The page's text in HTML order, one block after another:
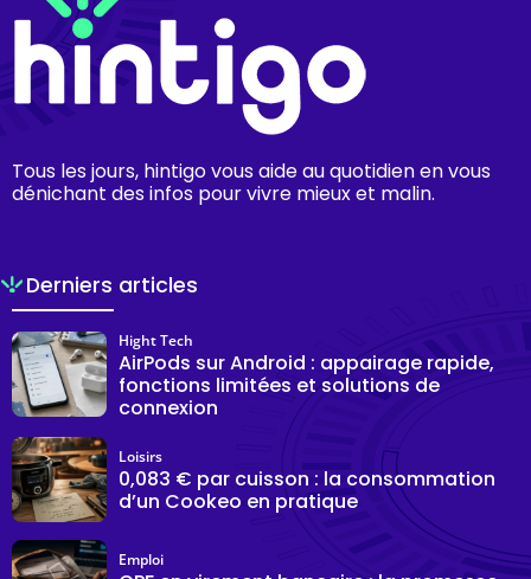
Tous les jours, hintigo vous aide au quotidien en vous
dénichant des infos pour vivre mieux et malin.
Derniers articles
AirPods sur Android : appairage rapide,
fonctions limitées et solutions de
connexion
Hight Tech
0,083 € par cuisson : la consommation
d’un Cookeo en pratique
Loisirs
Emploi